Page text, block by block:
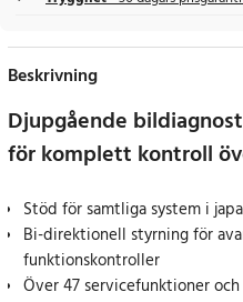
Beskrivning
Djupgående
för komplett kontroll
Stöd för samtliga system i
Bi-direktionell styrning för
funktionskontroller
Över 47 servicefunktioner